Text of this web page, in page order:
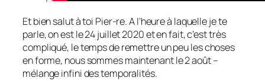
Et bien salut à toi Pier-re. A l’heure à laquelle je te
parle, on est le 24 juillet 2020 et en fait, c’est très
compliqué, le temps de remettre un peu les choses
en forme, nous sommes maintenant le 2 août –
mélange infini des temporalités.